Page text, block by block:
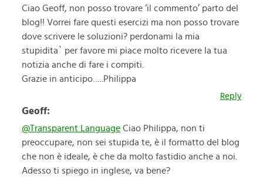
Ciao Geoff, non posso trovare ‘il commento’ parto del
blog!! Vorrei fare questi esercizi ma non posso trovare
dove scrivere le soluzioni? perdonami la mia
stupidita` per favore mi piace molto ricevere la tua
notizia anche di fare i compiti.
Grazie in anticipo…..Philippa
Reply
Geoff:
@Transparent Language Ciao Philippa, non ti
preoccupare, non sei stupida te, è il formatto del blog
che non è ideale, è che da molto fastidio anche a noi.
Adesso ti spiego in inglese, va bene?